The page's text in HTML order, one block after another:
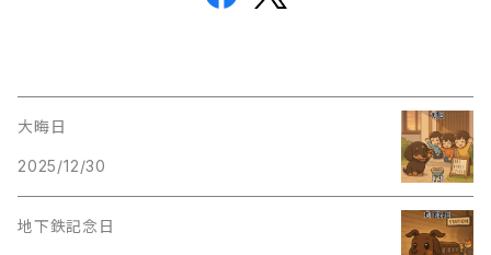
大晦日
2025/12/30
地下鉄記念日